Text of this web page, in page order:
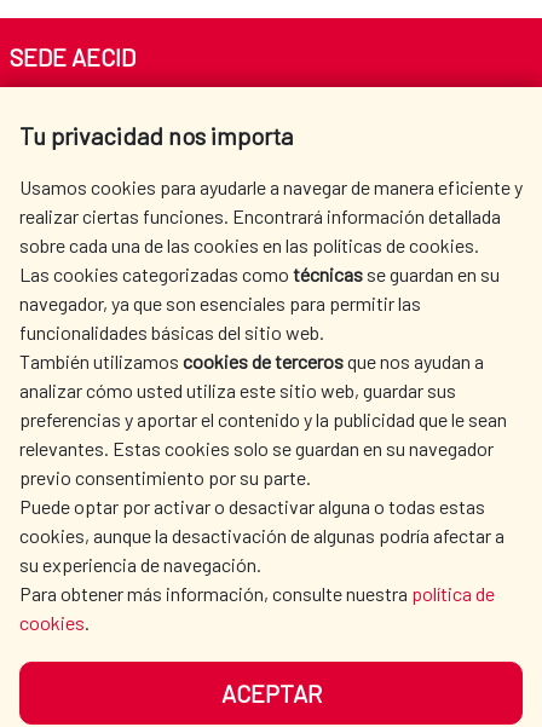
Tu privacidad nos importa
Usamos cookies para ayudarle a navegar de manera eficiente y
realizar ciertas funciones. Encontrará información detallada
sobre cada una de las cookies en las políticas de cookies.
Las cookies categorizadas como técnicas se guardan en su
navegador, ya que son esenciales para permitir las
funcionalidades básicas del sitio web.
También utilizamos cookies de tercerosque nos ayudan a
analizar cómo usted utiliza este sitio web, guardar sus
preferencias y aportar el contenido y la publicidad que le sean
relevantes. Estas cookies solo se guardan en su navegador
previo consentimiento por su parte.
Puede optar por activar o desactivar alguna o todas estas
cookies, aunque la desactivación de algunas podría afectar a
su experiencia de navegación.
Para obtener más información, consulte nuestra política de
cookies.
ACEPTAR
SEDE AECID
Tel. +34 900 20 30 54​​​​​​​
AECID
WHERE DO WE COOPERATE?
SPANISH HUMANITARIAN
ACTION
PRESS ROOM
CULTURE AND SCIENCE LIBRARY
OUR SOCIAL MEDIA
DATA PROTECTION